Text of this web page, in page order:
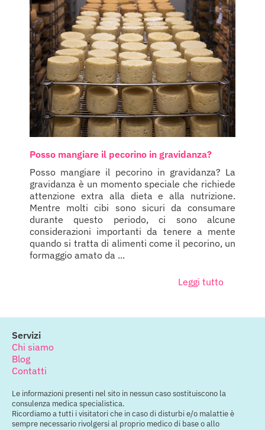
Posso mangiare il pecorino in gravidanza?
Posso mangiare il pecorino in gravidanza? La
gravidanza è un momento speciale che richiede
attenzione extra alla dieta e alla nutrizione.
Mentre molti cibi sono sicuri da consumare
durante questo periodo, ci sono alcune
considerazioni importanti da tenere a mente
quando si tratta di alimenti come il pecorino, un
formaggio amato da ...
Leggi tutto
Servizi
Chi siamo
Blog
Contatti
Le informazioni presenti nel sito in nessun caso sostituiscono la
consulenza medica specialistica.
Ricordiamo a tutti i visitatori che in caso di disturbi e/o malattie è
sempre necessario rivolgersi al proprio medico di base o allo